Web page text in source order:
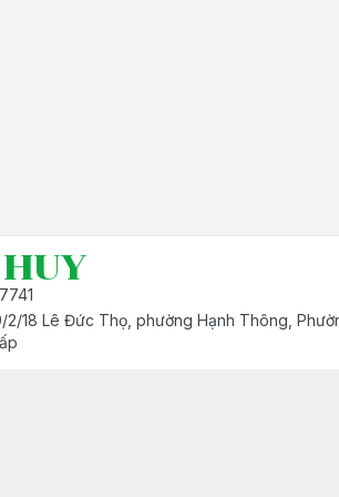
2/18 Lê Đức Thọ, phường Hạnh Thông,